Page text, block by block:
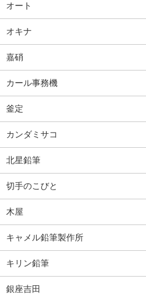
オート
オキナ
嘉硝
カール事務機
釜定
カンダミサコ
北星鉛筆
切手のこびと
木屋
キャメル鉛筆製作所
キリン鉛筆
銀座吉田